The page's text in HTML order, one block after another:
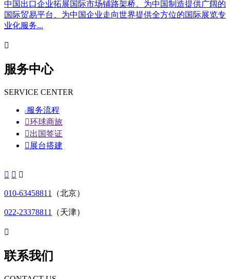
中国出口企业拓展国际市场铺路架桥、为中国制造提供广阔的
国际贸易平台、为中国企业走向世界提供全方位的国际展览专
业化服务...

服务中心
SERVICE CENTER
 服务流程
环球商旅
出国签证
 展台搭建
  
010-63458811 （北京）
022-23378811 （天津）

联系我们